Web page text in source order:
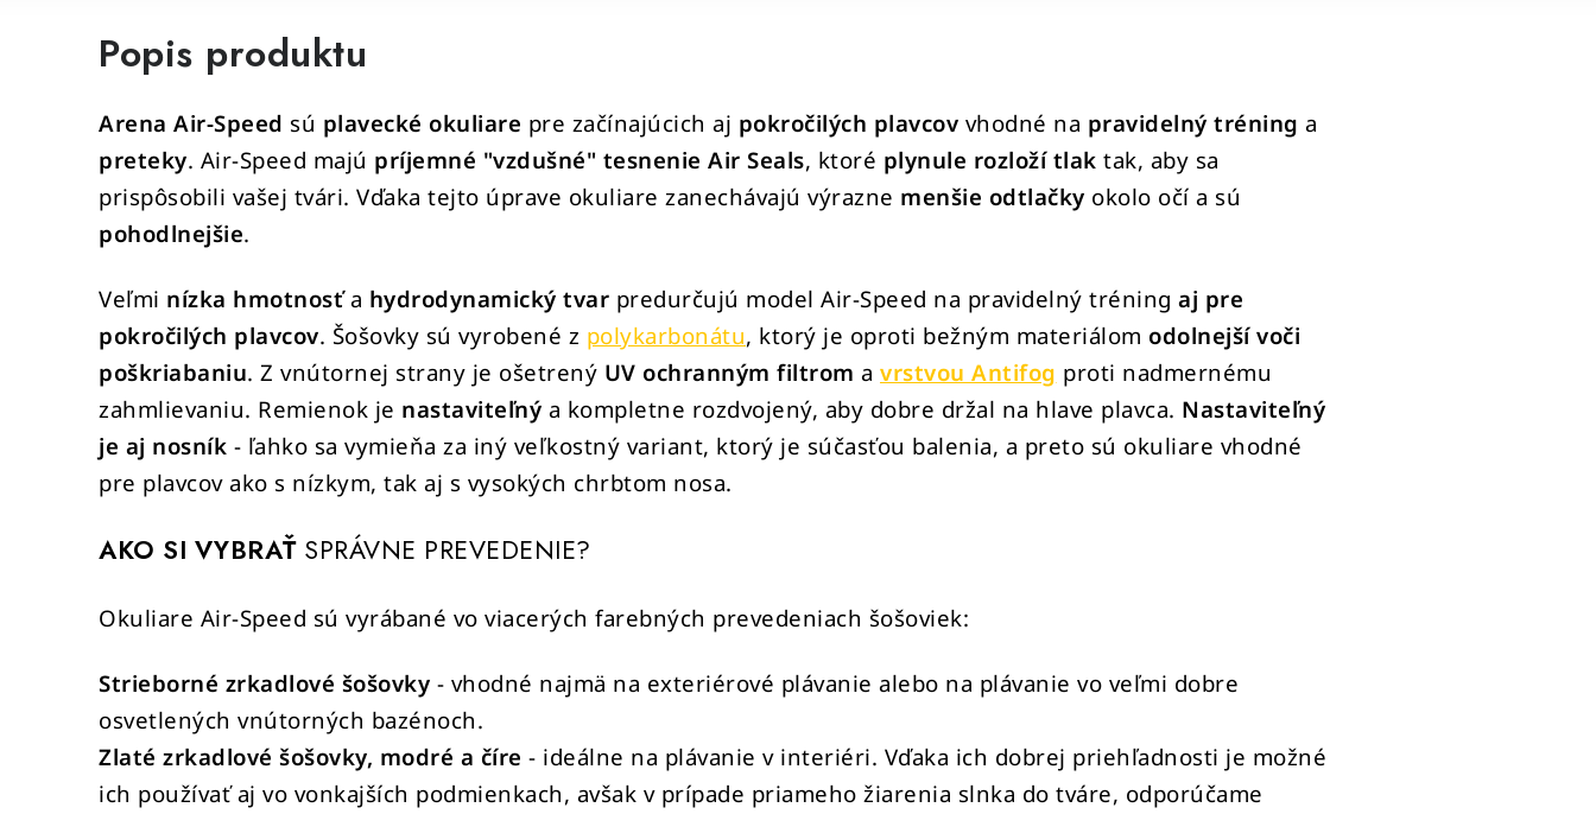
Popis produktu
Arena Air-Speed sú plavecké okuliare pre začínajúcich aj pokročilých plavcov vhodné na pravidelný tréning a
preteky. Air-Speed majú príjemné "vzdušné" tesnenie Air Seals, ktoré plynule rozloží tlak tak, aby sa
prispôsobili vašej tvári. Vďaka tejto úprave okuliare zanechávajú výrazne menšie odtlačky okolo očí a sú
pohodlnejšie.
Veľmi nízka hmotnosťa hydrodynamický tvar predurčujú model Air-Speed na pravidelný tréning aj pre
pokročilých plavcov. Šošovky sú vyrobené z polykarbonátu, ktorý je oproti bežným materiálom odolnejší voči
poškriabaniu. Z vnútornej strany je ošetrený UV ochranným filtrom a vrstvou Antifog proti nadmernému
zahmlievaniu. Remienok je nastaviteľný a kompletne rozdvojený, aby dobre držal na hlave plavca. Nastaviteľný
je aj nosník - ľahko sa vymieňa za iný veľkostný variant, ktorý je súčasťou balenia, a preto sú okuliare vhodné
pre plavcov ako s nízkym, tak aj s vysokých chrbtom nosa.
AKO SI VYBRAŤSPRÁVNE PREVEDENIE?
Okuliare Air-Speed sú vyrábané vo viacerých farebných prevedeniach šošoviek:
Strieborné zrkadlové šošovky - vhodné najmä na exteriérové plávanie alebo na plávanie vo veľmi dobre
osvetlených vnútorných bazénoch.
Zlaté zrkadlové šošovky, modré a číre - ideálne na plávanie v interiéri. Vďaka ich dobrej priehľadnosti je možné
ich používať aj vo vonkajších podmienkach, avšak v prípade priameho žiarenia slnka do tváre, odporúčame